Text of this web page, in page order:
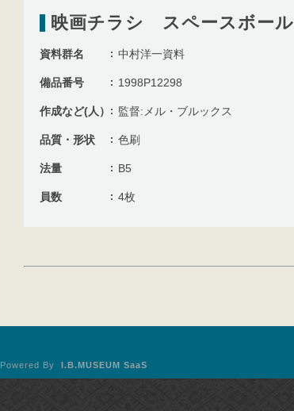
映画チラシ スペースボール
資料群名 中村洋一資料
備品番号 1998P12298
作成など(人） 監督:メル・ブルックス
品質・形状 色刷
法量 B5
員数 4枚
Powered By I.B.MUSEUM SaaS